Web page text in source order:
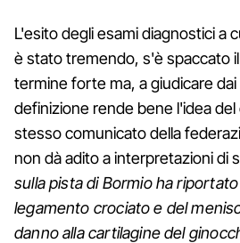
L'esito degli esami diagnostici a
è stato tremendo, s'è spaccato
termine forte ma, a giudicare
definizione rende bene l'idea
stesso comunicato della
non dà adito a interpretazioni di
sulla pista di Bormio ha
legamento crociato e del
danno alla cartilagine del